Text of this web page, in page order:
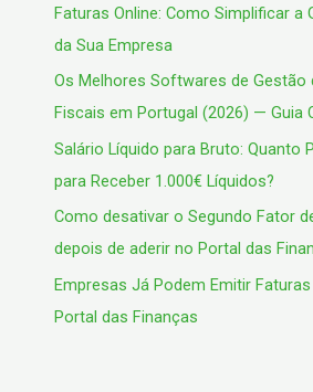
Faturas Online: Como Simplificar a
da Sua Empresa
Os Melhores Softwares de Gestão
Fiscais em Portugal (2026) — Guia
Salário Líquido para Bruto: Quanto
para Receber 1.000€ Líquidos?
Como desativar o Segundo Fator
depois de aderir no Portal das
Empresas Já Podem Emitir
Portal das Finanças